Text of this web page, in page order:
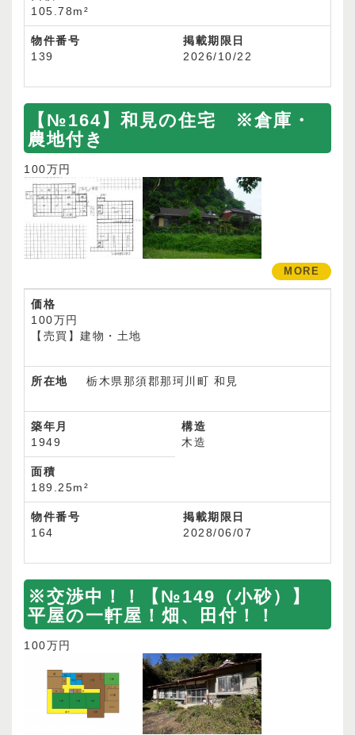
105.78m²
物件番号
139
掲載期限日
2026/10/22
【№164】和見の住宅 ※倉庫・
農地付き
100万円
MORE
価格
100万円
【売買】建物・土地
所在地 栃木県那須郡那珂川町 和見
築年月
1949
構造
木造
面積
189.25m²
物件番号
164
掲載期限日
2028/06/07
※交渉中！！【№149（小砂）】
平屋の一軒屋！畑、田付！！
100万円